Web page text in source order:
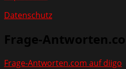
Datenschutz
Frage-
Frage-Antworten.com auf diigo